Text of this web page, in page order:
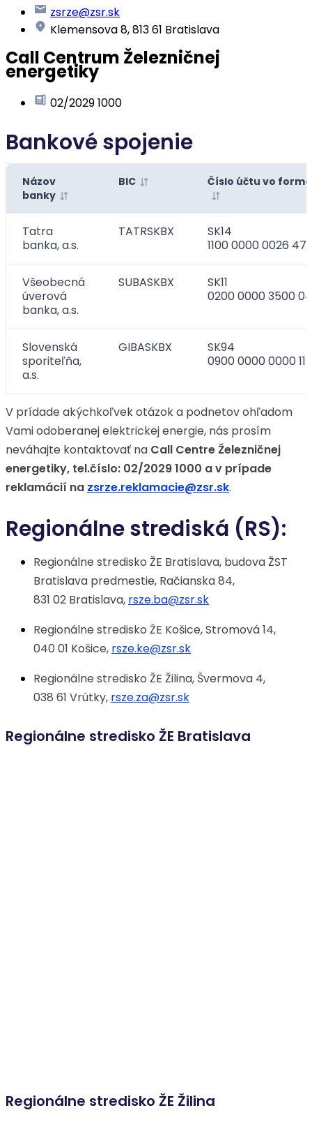
zsrze@zsr.sk
Klemensova 8, 813 61 Bratislava
Call Centrum Železničnej
energetiky
02/2029 1000
Bankové spojenie
Názov
banky
BIC Číslo účtu vo
Tatra
banka, a.s.
TATRSKBX
SK14
1100 0000 0026
Všeobecná
úverová
banka, a.s.
SUBASKBX
SK11
0200 0000 3500
Slovenská
sporiteľňa,
a.s.
GIBASKBX
SK94
0900 0000 0000
V prídade akýchkoľvek otázok a podnetov ohľadom
Vami odoberanej elektrickej energie, nás prosím
neváhajte kontaktovať na Call Centre Železničnej
energetiky, tel.číslo: 02/2029 1000 a v prípade
reklamácií na zsrze.reklamacie@zsr.sk.
Regionálne strediská (RS):
Regionálne stredisko ŽE Bratislava, budova ŽST
Bratislava predmestie, Račianska 84,
831 02 Bratislava, rsze.ba@zsr.sk
Regionálne stredisko ŽE Košice, Stromová 14,
040 01 Košice, rsze.ke@zsr.sk
Regionálne stredisko ŽE Žilina, Švermova 4,
038 61 Vrútky, rsze.za@zsr.sk
Regionálne stredisko ŽE Bratislava
Regionálne stredisko ŽE Žilina